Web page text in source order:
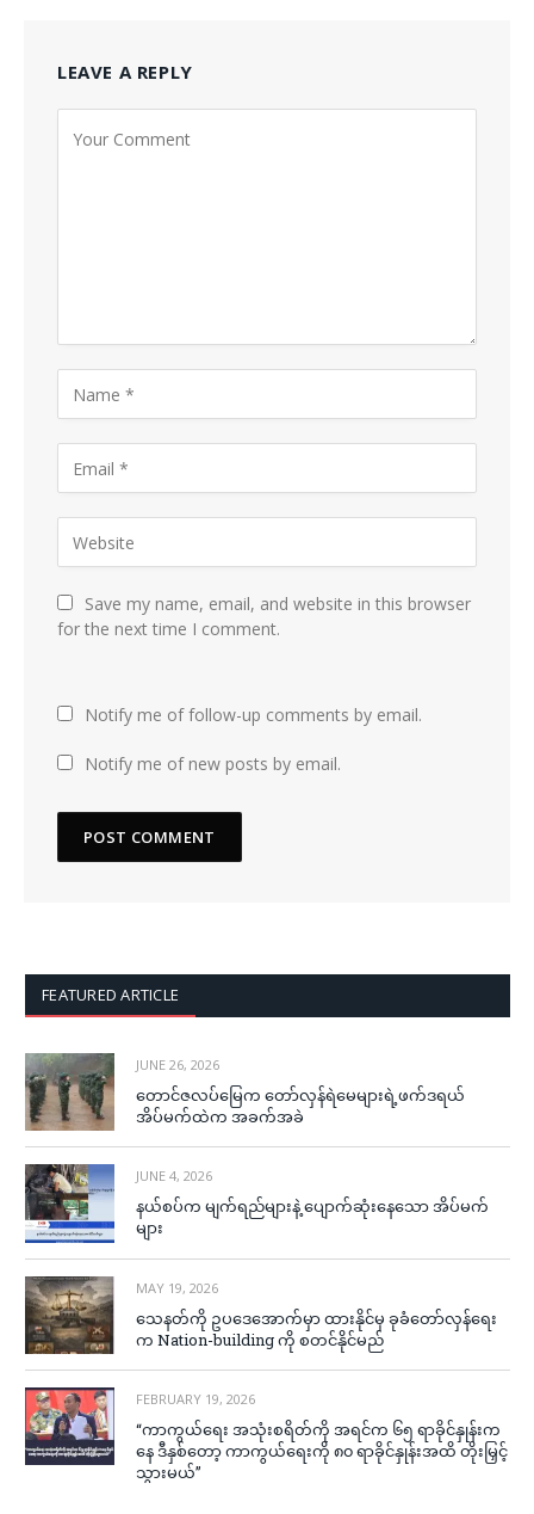
LEAVE A REPLY
Save my name, email, and website in this browser
for the next time I comment.
Notify me of follow-up comments by email.
Notify me of new posts by email.
FEATURED ARTICLE
JUNE 26, 2026
တောင်ဇလပ်မြေက တော်လှန်ရဲမေများရဲ့ဖက်ဒရယ်
အိပ်မက်ထဲက အခက်အခဲ
JUNE 4, 2026
နယ်စပ်က မျက်ရည်များနဲ့ ပျောက်ဆုံးနေသော အိပ်မက်
များ
MAY 19, 2026
သေနတ်ကို ဥပဒေအောက်မှာ ထားနိုင်မှ ခုခံတော်လှန်ရေး
က Nation-building ကို စတင်နိုင်မည်
FEBRUARY 19, 2026
“ကာကွယ်ရေး အသုံးစရိတ်ကို အရင်က ၆၅ ရာခိုင်နှုန်းက
နေ ဒီနှစ်တော့ ကာကွယ်ရေးကို ၈၀ ရာခိုင်နှုန်းအထိ တိုးမြှင့်
သွားမယ်”